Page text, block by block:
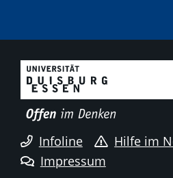
Colloquium IMPR SusMet
It's all about transitions -
reliably with critical metal
technologies
09.09.2025
Colloquium IMPR SusMet
Infoline
Hilfe im
Impressum